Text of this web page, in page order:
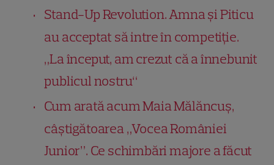
Stand-Up Revolution. Amna și Piticu
au acceptat să intre în competiție.
„La început, am crezut că a înnebunit
publicul nostru“
Cum arată acum Maia Mălăncuș,
câștigătoarea „Vocea României
Junior”. Ce schimbări majore a făcut